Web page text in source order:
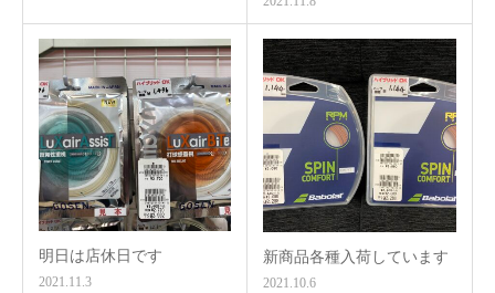
明日は店休日です
2021.11.3
新商品各種入荷しています
2021.10.6